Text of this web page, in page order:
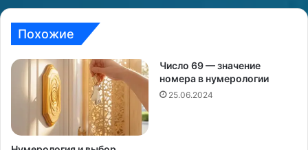
Похожие
Число 69 — значение
номера в нумерологии
25.06.2024